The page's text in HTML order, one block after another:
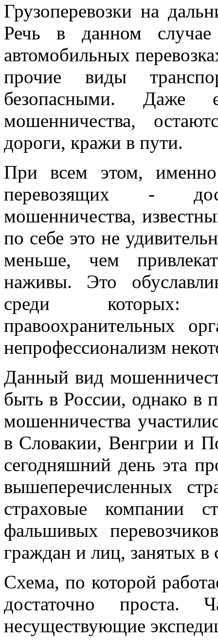
Грузоперевозки на
Речь в данном
автомобильных
прочие виды
безопасными. Даже
мошенничества,
дороги, кражи в пути.
При всем этом,
перевозящих -
мошенничества,
по себе это не
меньше, чем
наживы. Это
среди которых:
правоохранительных
непрофессионализм
Данный вид
быть в России, однако в
мошенничества
в Словакии, Венгрии и
сегодняшний день эта
вышеперечисленных
страховые компании
фальшивых
граждан и лиц, занятых в
Схема, по которой
достаточно
несуществующие